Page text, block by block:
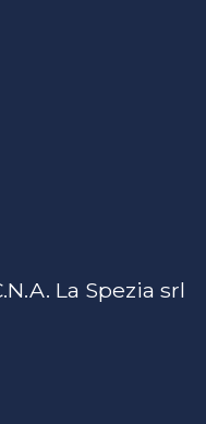
La Spezia srl